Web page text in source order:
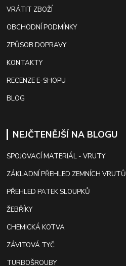
VRÁTIT ZBOŽÍ
OBCHODNÍ PODMÍNKY
ZPŮSOB DOPRAVY
KONTAKTY
RECENZE E-SHOPU
BLOG
NEJČTENĚJŠÍ NA BLOGU
SPOJOVACÍ MATERIÁL - VRUTY
ZÁKLADNÍ PŘEHLED ZEMNÍCH VRUTŮ
PŘEHLED PATEK SLOUPKŮ
ŽEBŘÍKY
CHEMICKÁ KOTVA
ZÁVITOVÁ TYČ
TURBOŠROUBY